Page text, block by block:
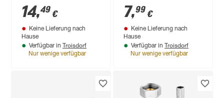
14,49 €
Keine Lieferung nach
Hause
Verfügbar in Troisdorf
Nur wenige verfügbar
7,99 €
Keine Lieferung nach
Hause
Verfügbar in Troisdorf
Nur wenige verfügbar